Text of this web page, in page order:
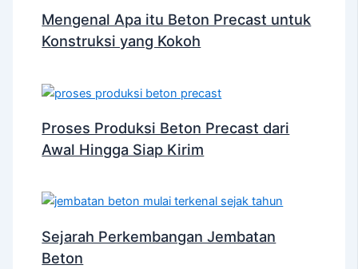
Mengenal Apa itu Beton Precast untuk
Konstruksi yang Kokoh
Proses Produksi Beton Precast dari
Awal Hingga Siap Kirim
Sejarah Perkembangan Jembatan
Beton